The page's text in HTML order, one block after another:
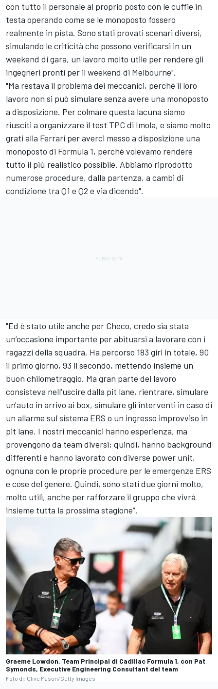
con tutto il personale al proprio posto con le cuffie in
testa operando come se le monoposto fossero
realmente in pista. Sono stati provati scenari diversi,
simulando le criticità che possono verificarsi in un
weekend di gara, un lavoro molto utile per rendere gli
ingegneri pronti per il weekend di Melbourne".
"Ma restava il problema dei meccanici, perché il loro
lavoro non si può simulare senza avere una monoposto
a disposizione. Per colmare questa lacuna siamo
riusciti a organizzare il test TPC di Imola, e siamo molto
grati alla Ferrari per averci messo a disposizione una
monoposto di Formula 1, perché volevamo rendere
tutto il più realistico possibile. Abbiamo riprodotto
numerose procedure, dalla partenza, a cambi di
condizione tra Q1 e Q2 e via dicendo".
"Ed è stato utile anche per Checo, credo sia stata
un’occasione importante per abituarsi a lavorare con i
ragazzi della squadra. Ha percorso 183 giri in totale, 90
il primo giorno, 93 il secondo, mettendo insieme un
buon chilometraggio. Ma gran parte del lavoro
consisteva nell'uscire dalla pit lane, rientrare, simulare
un'auto in arrivo ai box, simulare gli interventi in caso di
un allarme sul sistema ERS o un ingresso improvviso in
pit lane. I nostri meccanici hanno esperienza, ma
provengono da team diversi; quindi, hanno background
differenti e hanno lavorato con diverse power unit,
ognuna con le proprie procedure per le emergenze ERS
e cose del genere. Quindi, sono stati due giorni molto,
molto utili, anche per rafforzare il gruppo che vivrà
insieme tutta la prossima stagione”.
Graeme Lowdon, Team Principal di Cadillac Formula 1, con Pat
Symonds, Executive Engineering Consultant del team
Foto di: Clive Mason/Getty Images